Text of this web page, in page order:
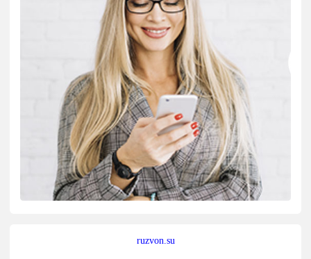
ruzvon.su